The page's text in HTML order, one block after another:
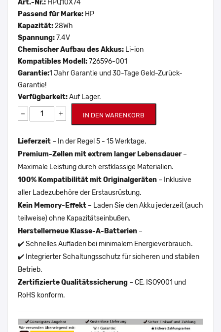
Art.-Nr.: HPQ10X74
Passend für Marke: HP
Kapazität:28Wh
Spannung:7.4V
Chemischer Aufbau des Akkus: Li-ion
Kompatibles Modell:726596-001
Garantie:1 Jahr Garantie und 30-Tage Geld-Zurück-
Garantie!
Verfügbarkeit:Auf Lager.
− + IN DEN WARENKORB
Lieferzeit – In der Regel 5 - 15 Werktage.
Premium-Zellen mit extrem langer Lebensdauer–
Maximale Leistung durch erstklassige Materialien.
100% Kompatibilität mit Originalgeräten – Inklusive
aller Ladezubehöre der Erstausrüstung.
Kein Memory-Effekt – Laden Sie den Akku jederzeit (auch
teilweise) ohne Kapazitätseinbußen.
Herstellerneue Klasse-A-Batterien –
✔️ Schnelles Aufladen bei minimalem Energieverbrauch.
✔️ Integrierter Schaltungsschutz für sicheren und stabilen
Betrieb.
Zertifizierte Qualitätssicherung – CE, ISO9001 und
RoHS konform.